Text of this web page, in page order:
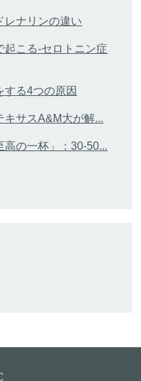
レナリンの違い
起こる-セロトニン症
する4つの原因
キサスA&M大が解...
高の一杯」：30-50...